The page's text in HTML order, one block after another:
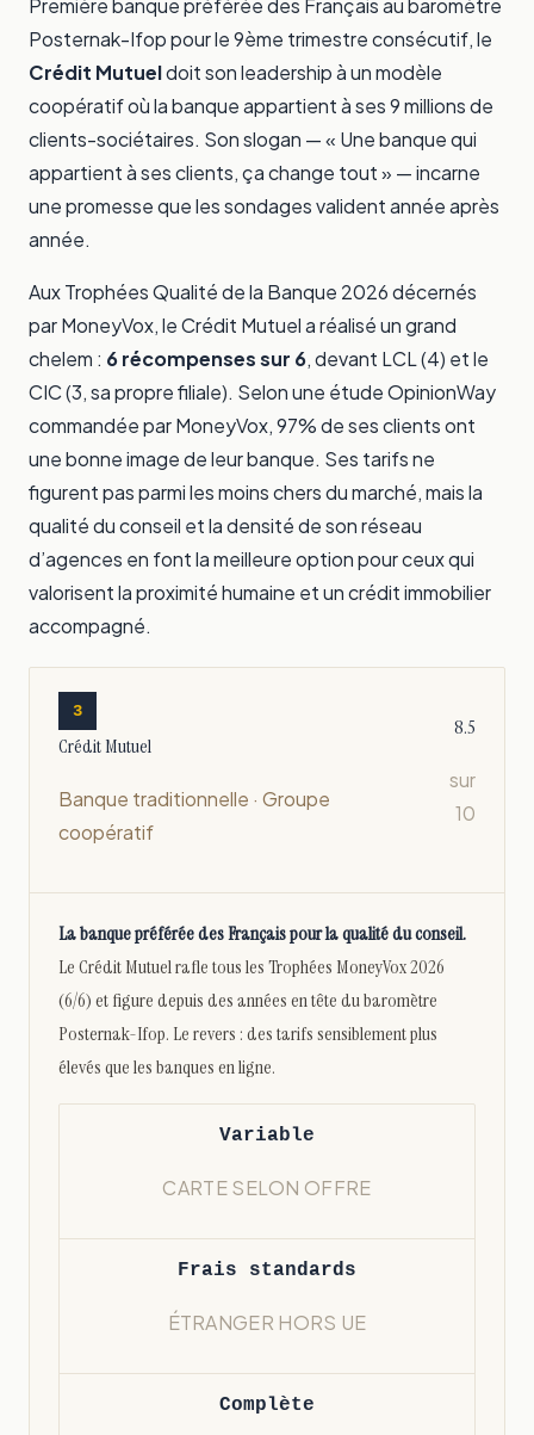
Première banque préférée des Français au baromètre
Posternak-Ifop pour le 9ème trimestre consécutif, le
Crédit Mutueldoit son leadership à un modèle
coopératif où la banque appartient à ses 9 millions de
clients-sociétaires. Son slogan — « Une banque qui
appartient à ses clients, ça change tout » — incarne
une promesse que les sondages valident année après
année.
Aux Trophées Qualité de la Banque 2026 décernés
par MoneyVox, le Crédit Mutuel a réalisé un grand
chelem : 6 récompenses sur 6, devant LCL (4) et le
CIC (3, sa propre filiale). Selon une étude OpinionWay
commandée par MoneyVox, 97% de ses clients ont
une bonne image de leur banque. Ses tarifs ne
figurent pas parmi les moins chers du marché, mais la
qualité du conseil et la densité de son réseau
d’agences en font la meilleure option pour ceux qui
valorisent la proximité humaine et un crédit immobilier
accompagné.
3
Crédit Mutuel
Banque traditionnelle · Groupe
coopératif
8.5
sur
10
La banque préférée des Français pour la qualité du conseil.
Le Crédit Mutuel rafle tous les Trophées MoneyVox 2026
(6/6) et figure depuis des années en tête du baromètre
Posternak-Ifop. Le revers : des tarifs sensiblement plus
élevés que les banques en ligne.
Variable
CARTE SELON OFFRE
Frais standards
ÉTRANGER HORS UE
Complète